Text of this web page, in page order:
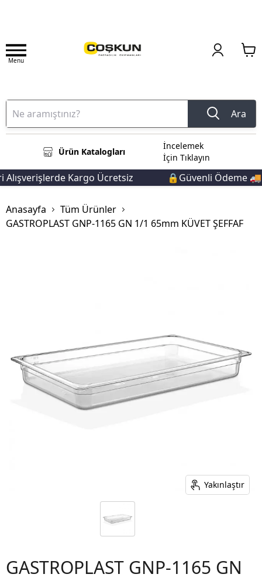
Menu
Ara
Ürün Katalogları
İncelemek
İçin Tıklayın
Kargo Ücretsiz 🔒Güvenli Ödeme
Anasayfa
Tüm Ürünler
GASTROPLAST GNP-1165 GN 1/1 65mm KÜVET ŞEFFAF
Yakınlaştır
GASTROPLAST GNP-1165 GN